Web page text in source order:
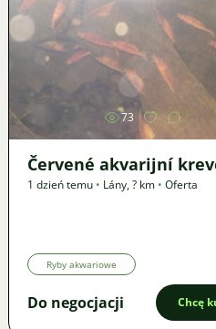
Zdjęcie
73
Červené akvarijní
1 dzień temu • Lány,? km • Oferta
Ryby akwariowe
Do negocjacji Chcę